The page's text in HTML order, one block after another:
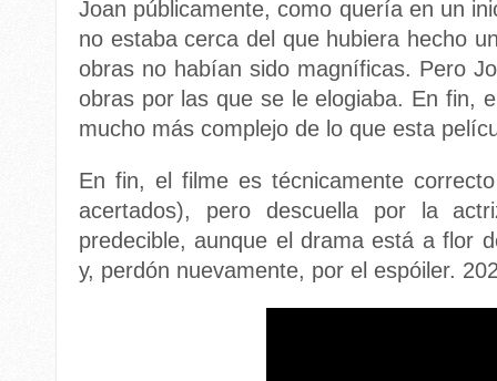
Joan públicamente, como quería en un
no estaba cerca del que hubiera hecho
obras no habían sido magníficas. Pero
obras por las que se le elogiaba. En fin,
mucho más complejo de lo que esta
En fin, el filme es técnicamente
acertados), pero descuella por la
predecible, aunque el drama está a flor
y, perdón nuevamente, por el espóiler.